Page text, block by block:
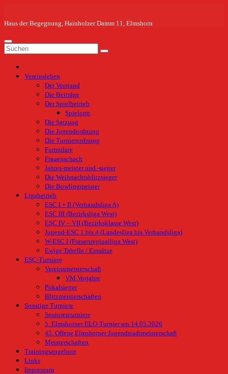
springen
Haus der Begegnung, Hainholzer Damm 11, Elmshorn
Vereinsleben
Der Vorstand
Die Beiträge
Der Spielbetrieb
Spielorte
Die Satzung
Die Jugendordnung
Die Turnierordnung
Formulare
Frauenschach
Jahres-meister und -sieger
Die Weihnachtsblitzsieger
Die Bowlingmeister
Ligabetrieb
ESC I + II (Verbandsliga A)
ESC III (Bezirksliga West)
ESC IV – VII (Bezirksklasse West)
Jugend-ESC 1 bis 4 (Landesliga bis Verbandsliga)
W-ESC I (Frauenreginalliga West)
Ewige Tabelle / Einsätze
ESC-Turniere
Vereinsmeisterschaft
VM Vorjahre
Pokalsieger
Blitzmeisterschaften
Sonstige Turniere
Seniorenturniere
5. Elmshorner ELO-Turnier am 14.05.2026
45. Offene Elmshorner Jugendstadtmeisterschaft
Meisterschaften
Trainingsangebote
Links
Impressum